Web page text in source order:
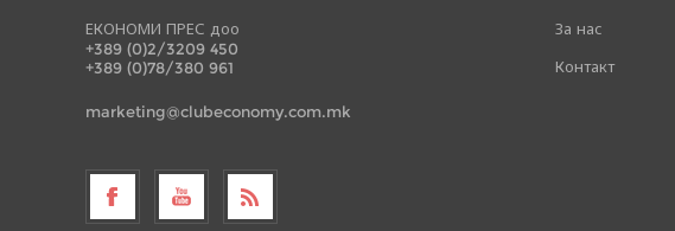
ЕКОНОМИ ПРЕС доо
+389 (0)2/3209 450
+389 (0)78/380 961
marketing@clubeconomy.com.mk
За нас
Контакт